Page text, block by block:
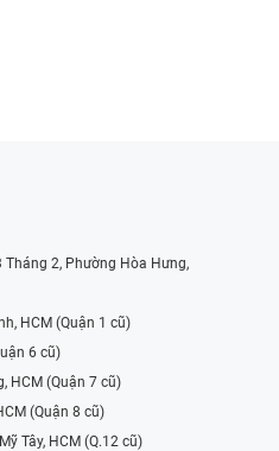
2, Phường Hòa Hưng,
HCM (Quận 1 cũ)
6 cũ)
HCM (Quận 7 cũ)
(Quận 8 cũ)
Tây, HCM (Q.12 cũ)